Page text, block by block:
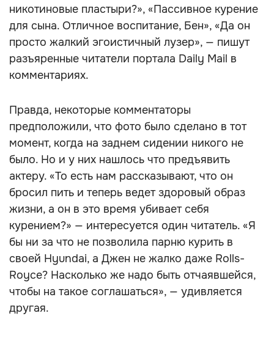
никотиновые пластыри?», «Пассивное курение
для сына. Отличное воспитание, Бен», «Да он
просто жалкий эгоистичный лузер», — пишут
разъяренные читатели портала Daily Mail в
комментариях.
Правда, некоторые комментаторы
предположили, что фото было сделано в тот
момент, когда на заднем сидении никого не
было. Но и у них нашлось что предъявить
актеру. «То есть нам рассказывают, что он
бросил пить и теперь ведет здоровый образ
жизни, а он в это время убивает себя
курением?» — интересуется один читатель. «Я
бы ни за что не позволила парню курить в
своей Hyundai, а Джен не жалко даже Rolls-
Royce? Насколько же надо быть отчаявшейся,
чтобы на такое соглашаться», — удивляется
другая.